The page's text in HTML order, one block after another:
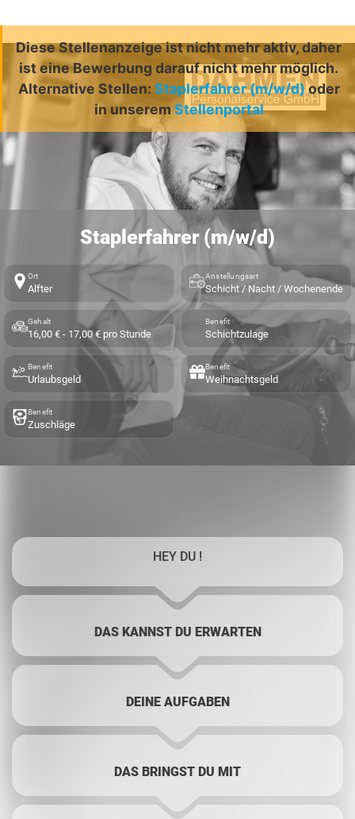
Diese Stellenanzeige ist nicht mehr aktiv, daher
ist eine Bewerbung darauf nicht mehr möglich.
Alternative Stellen: Staplerfahrer (m/w/d) oder
in unserem Stellenportal
Staplerfahrer (m/w/d)
Ort
Alfter
Anstellungsart
Schicht / Nacht / Wochenende
Gehalt
16,00 € - 17,00 € pro Stunde
Benefit
Schichtzulage
Benefit
Urlaubsgeld
Benefit
Weihnachtsgeld
Benefit
Zuschläge
HEY DU !
DAS KANNST DU ERWARTEN
DEINE AUFGABEN
DAS BRINGST DU MIT